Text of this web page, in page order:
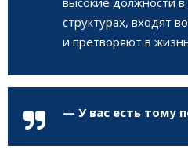
структурах, входят
и претворяют в
— У вас есть тому